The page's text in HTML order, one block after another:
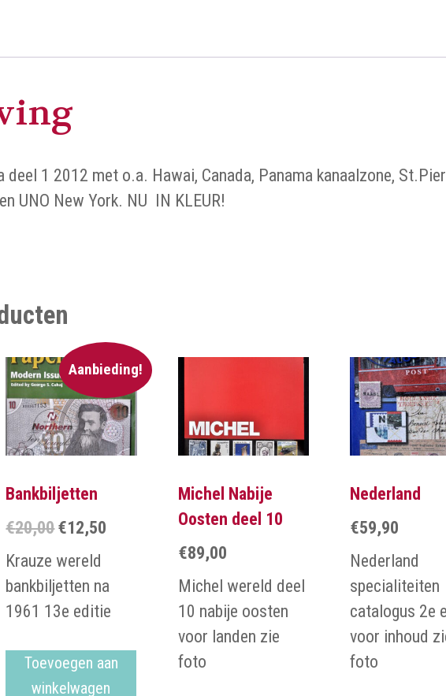
1 2012 met o.a. Hawai, Canada, Panama kanaalzone,
UNO New York. NU IN KLEUR!
Aanbieding!
Bankbiljetten
€20,00 Oorspronkelijke
was:
€20,00.
€12,50
Krauze wereld
bankbiljetten na
1961 13e editie
Toevoegen aan
winkelwagen
Michel Nabije
Oosten deel 10
€89,00
Michel wereld deel
10 nabije oosten
voor landen zie
foto
Nederland
€59,90
Nederland
specialiteiten
catalogus 2e
voor inhoud
foto